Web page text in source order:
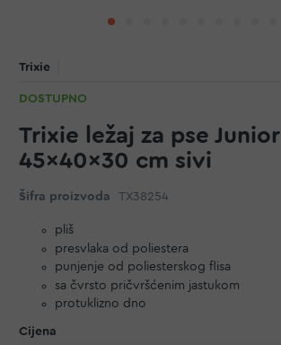
Trixie
DOSTUPNO
Trixie ležaj za pse Junior
45x40x30 cm sivi
Šifra proizvoda TX38254
pliš
presvlaka od poliestera
punjenje od poliesterskog flisa
sa čvrsto pričvršćenim jastukom
protuklizno dno